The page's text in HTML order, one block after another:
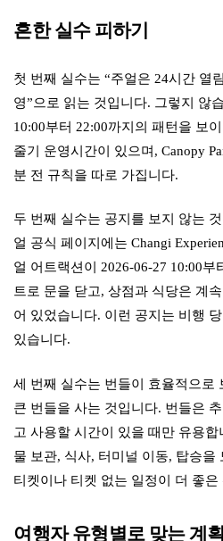
흔한 실수 피하기
첫 번째 실수는 “주얼은 24시간 열
영”으로 읽는 것입니다. 그렇지 않
10:00부터 22:00까지의 패턴을 보
줄기 운영시간이 있으며, Canopy
분 전 규칙을 따로 가집니다.
두 번째 실수는 공지를 보지 않는
얼 공식 페이지에는 Changi
얼 어트랙션이 2026-06-27 10:00부
트로 문을 닫고, 상점과 식당은 계
어 있었습니다. 이런 공지는 비행
있습니다.
세 번째 실수는 번들이 효율적으로
큰 번들을 사는 것입니다. 번들은
고 사용할 시간이 있을 때만 유용
물 보관, 식사, 터미널 이동, 탑승을
티켓이나 티켓 없는 일정이 더 좋
여행자 유형별로 맞는 계